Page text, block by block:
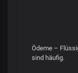
Ödeme –
sind häufig.